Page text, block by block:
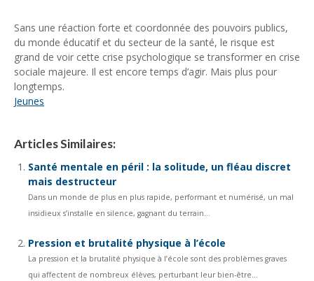
Sans une réaction forte et coordonnée des pouvoirs publics,
du monde éducatif et du secteur de la santé, le risque est
grand de voir cette crise psychologique se transformer en crise
sociale majeure. Il est encore temps d’agir. Mais plus pour
longtemps.
Jeunes
Articles Similaires:
Santé mentale en péril : la solitude, un fléau discret
mais destructeur
Dans un monde de plus en plus rapide, performant et numérisé, un mal
insidieux s’installe en silence, gagnant du terrain...
Pression et brutalité physique à l’école
La pression et la brutalité physique à l’école sont des problèmes graves
qui affectent de nombreux élèves, perturbant leur bien-être...